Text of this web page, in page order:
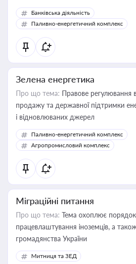
Банківська діяльність
Паливно-енергетичний комплекс
Зелена енергетика
Про що тема: Правове регулювання
продажу та державної підтримки
і відновлюваних джерел
Паливно-енергетичний комплекс
Агропромисловий комплекс
Міграційні питання
Про що тема: Тема охоплює порядок
працевлаштування іноземців, а
громадянства України
Митниця та ЗЕД